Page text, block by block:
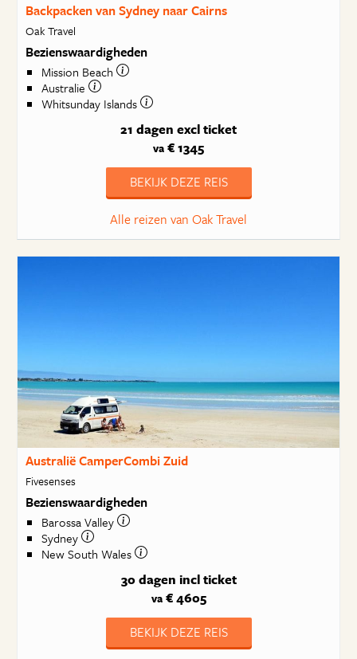
Backpacken van Sydney naar Cairns
Oak Travel
Bezienswaardigheden
Mission Beach
Australie
Whitsunday Islands
21 dagen excl ticket
va € 1345
BEKIJK DEZE REIS
Alle reizen van Oak Travel
Australië CamperCombi Zuid
Fivesenses
Bezienswaardigheden
Barossa Valley
Sydney
New South Wales
30 dagen incl ticket
va€ 4605
BEKIJK DEZE REIS